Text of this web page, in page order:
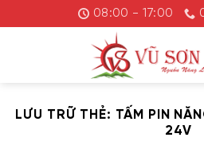
đến
08:00 - 17:00
LƯU TRỮ THẺ: TẤM PIN
24V